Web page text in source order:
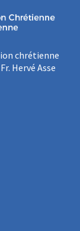
chrétienne
Hervé Asse